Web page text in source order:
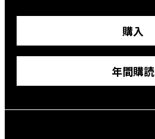
購入
年間購読